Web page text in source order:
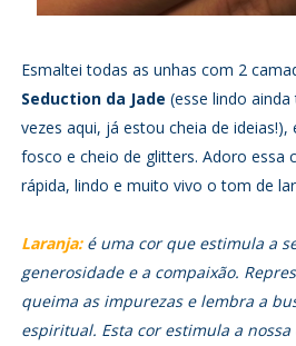
Esmaltei todas as unhas com 2
Seduction da Jade (esse lindo
vezes aqui, já estou cheia de ideias!),
fosco e cheio de glitters. Adoro essa
rápida, lindo e muito vivo o tom de
Laranja:é uma cor que estimula a
generosidade e a compaixão.
queima as impurezas e lembra a
espiritual. Esta cor estimula a